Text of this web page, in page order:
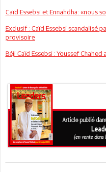
Caïd Essebsi et Ennahdha: «nous
Exclusif : Caïd Essebsi scandalisé
provisoire
Béji Caïd Essebsi : Youssef